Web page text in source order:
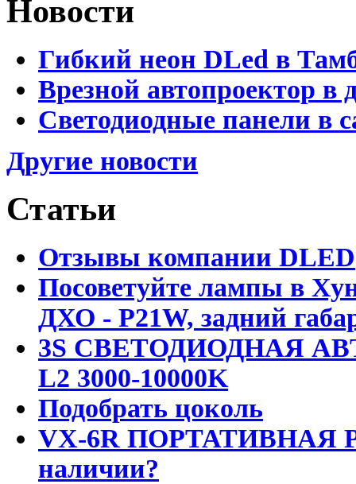
Новости
Гибкий неон DLed в
Врезной автопроектор в
Светодиодные панели в
Другие новости
Статьи
Отзывы компании DLED
Посоветуйте лампы в
ДХО - P21W, задний
3S СВЕТОДИОДНАЯ
L2 3000-10000K
Подобрать цоколь
VX-6R ПОРТАТИВНАЯ
наличии?